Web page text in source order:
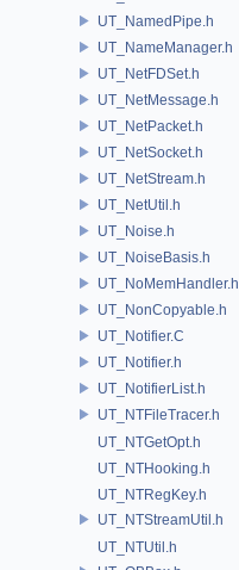
UT_NamedPipe.h
UT_NameManager.h
UT_NetFDSet.h
UT_NetMessage.h
UT_NetPacket.h
UT_NetSocket.h
UT_NetStream.h
UT_NetUtil.h
UT_Noise.h
UT_NoiseBasis.h
UT_NoMemHandler.h
UT_NonCopyable.h
UT_Notifier.C
UT_Notifier.h
UT_NotifierList.h
UT_NTFileTracer.h
UT_NTGetOpt.h
UT_NTHooking.h
UT_NTRegKey.h
UT_NTStreamUtil.h
UT_NTUtil.h